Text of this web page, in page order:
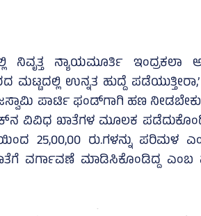
ನ್ಯಾಯಮೂರ್ತಿ ಇಂದ್ರಕಲಾ
ಉನ್ನತ ಹುದ್ದೆ
ಪಾರ್ಟಿ ಫಂಡ್‌ಗಾಗಿ ಹಣ
ವಿವಿಧ ಖಾತೆಗಳ ಮೂಲಕ
25,00,00 ರು.ಗಳನ್ನು ಪರಿಮಳ
ವರ್ಗಾವಣೆ ಮಾಡಿಸಿಕೊಂಡಿದ್ದ